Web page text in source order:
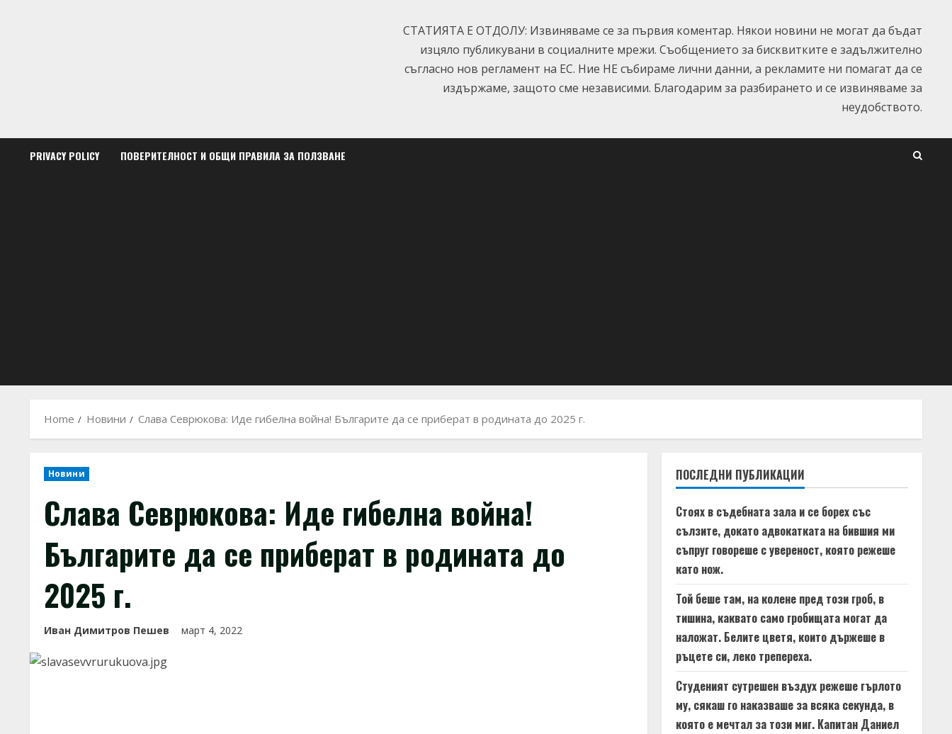
СТАТИЯТА Е ОТДОЛУ: Извиняваме се за първия коментар. Някои новини не могат да бъдат
изцяло публикувани в социалните мрежи. Съобщението за бисквитките е задължително
съгласно нов регламент на ЕС. Ние НЕ събираме лични данни, а рекламите ни помагат да се
издържаме, защото сме независими. Благодарим за разбирането и се извиняваме за
неудобството.
PRIVACY POLICY ПОВЕРИТЕЛНОСТ И ОБЩИ ПРАВИЛА ЗА ПОЛЗВАНЕ
Home Новини Слава Севрюкова: Иде гибелна война! Българите да се приберат в родината до 2025 г.
Новини
Слава Севрюкова: Иде гибелна война!
Българите да се приберат в родината до
2025 г.
Иван Димитров Пешев март 4, 2022
ПОСЛЕДНИ ПУБЛИКАЦИИ
Стоях в съдебната зала и се борех със
сълзите, докато адвокатката на бившия ми
съпруг говореше с увереност, която режеше
като нож.
Той беше там, на колене пред този гроб, в
тишина, каквато само гробищата могат да
наложат. Белите цветя, които държеше в
ръцете си, леко трепереха.
Студеният сутрешен въздух режеше гърлото
му, сякаш го наказваше за всяка секунда, в
която е мечтал за този миг. Капитан Даниел